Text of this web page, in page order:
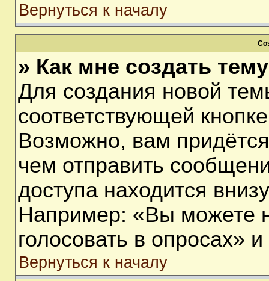
Вернуться к началу
» Как мне создать
Для создания новой
соответствующей
Возможно, вам
чем отправить
доступа находится
Например: «Вы можете
голосовать в опросах» и
Вернуться к началу